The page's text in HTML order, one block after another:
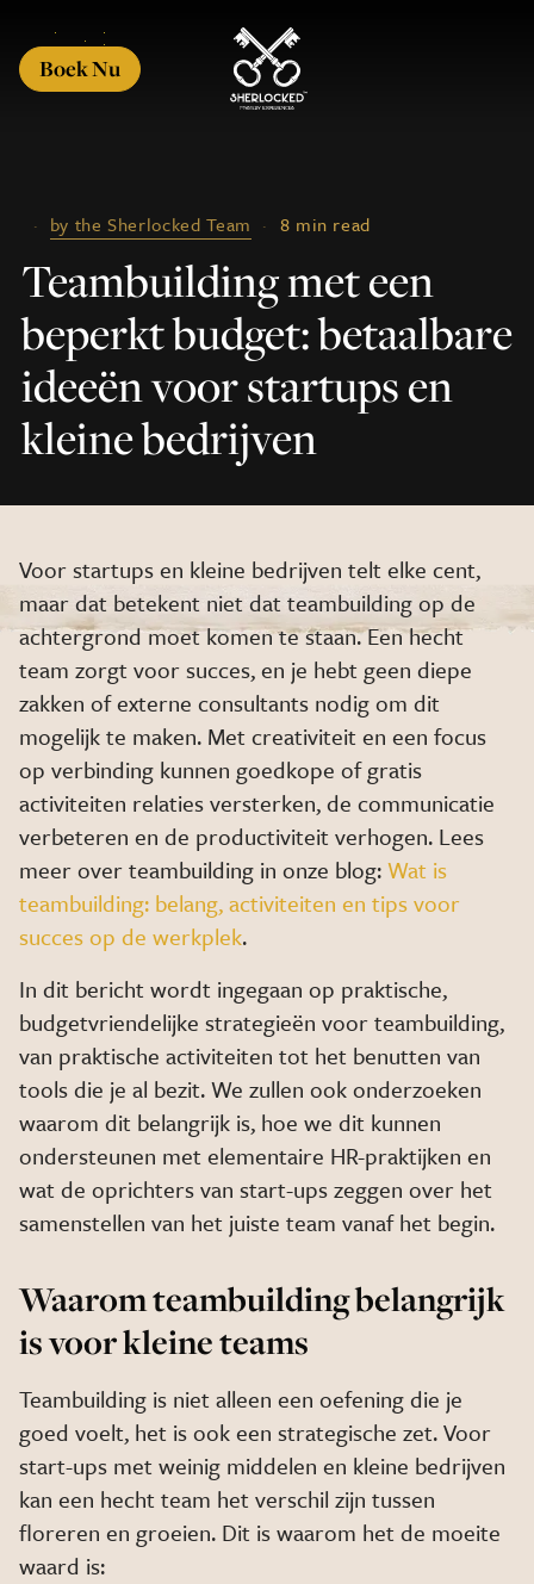
Boek Nu
· by the Sherlocked Team · 8 min read
Teambuilding met een
beperkt budget: betaalbare
ideeën voor startups en
kleine bedrijven
Voor startups en kleine bedrijven telt elke cent,
maar dat betekent niet dat teambuilding op de
achtergrond moet komen te staan. Een hecht
team zorgt voor succes, en je hebt geen diepe
zakken of externe consultants nodig om dit
mogelijk te maken. Met creativiteit en een focus
op verbinding kunnen goedkope of gratis
activiteiten relaties versterken, de communicatie
verbeteren en de productiviteit verhogen. Lees
meer over teambuilding in onze blog:Wat is
teambuilding: belang, activiteiten en tips voor
succes op de werkplek.
In dit bericht wordt ingegaan op praktische,
budgetvriendelijke strategieën voor teambuilding,
van praktische activiteiten tot het benutten van
tools die je al bezit. We zullen ook onderzoeken
waarom dit belangrijk is, hoe we dit kunnen
ondersteunen met elementaire HR-praktijken en
wat de oprichters van start-ups zeggen over het
samenstellen van het juiste team vanaf het begin.
Waarom teambuilding belangrijk
is voor kleine teams
Teambuilding is niet alleen een oefening die je
goed voelt, het is ook een strategische zet. Voor
start-ups met weinig middelen en kleine bedrijven
kan een hecht team het verschil zijn tussen
floreren en groeien. Dit is waarom het de moeite
waard is: